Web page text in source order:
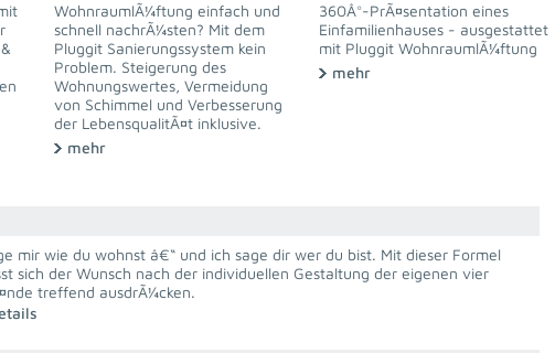
WohnraumlÃ¼ftung einfach und
schnell nachrÃ¼sten? Mit dem
Pluggit Sanierungssystem kein
Problem. Steigerung des
Wohnungswertes, Vermeidung
von Schimmel und Verbesserung
der LebensqualitÃ¤t inklusive.
mehr
360Â°-PrÃ¤sentation eines
Einfamilienhauses - ausgestattet
mit Pluggit WohnraumlÃ¼ftung
mehr
mir wie du wohnst â€“ und ich sage dir wer du bist. Mit dieser Formel
sich der Wunsch nach der individuellen Gestaltung der eigenen vier
treffend ausdrÃ¼cken.